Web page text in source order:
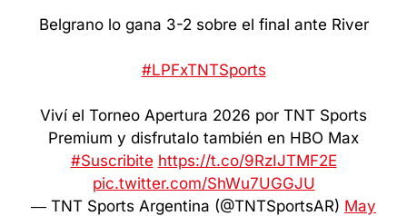
Belgrano lo gana 3-2 sobre el final ante River
#LPFxTNTSports
Viví el Torneo Apertura 2026 por TNT Sports
Premium y disfrutalo también en HBO Max
#Suscribite https://t.co/9RzIJTMF2E
pic.twitter.com/ShWu7UGGJU
— TNT Sports Argentina (@TNTSportsAR) May